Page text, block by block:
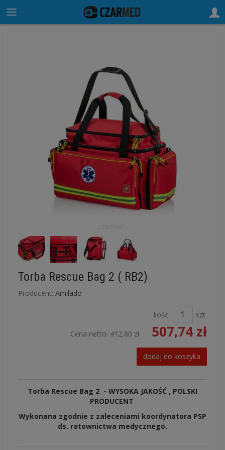
Torba Rescue Bag 2 ( RB2)
Producent: Amilado
Ilość:
szt.
Cena netto: 412,80 zł 507,74 zł
dodaj do koszyka
Torba Rescue Bag 2 - WYSOKA JAKOŚĆ , POLSKI
PRODUCENT
Wykonana zgodnie z zaleceniami koordynatora PSP
ds. ratownictwa medycznego.